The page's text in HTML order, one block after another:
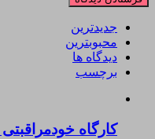
جدیدترین
محبوبترین
دیدگاه ها
برچسب
کارگاه